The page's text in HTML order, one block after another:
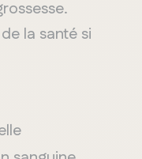
la santé si